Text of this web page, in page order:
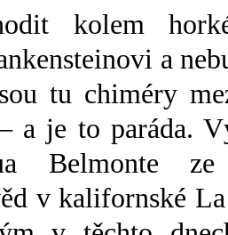
kolem
a
tu chiméry
a je to paráda.
Belmonte
v kalifornské